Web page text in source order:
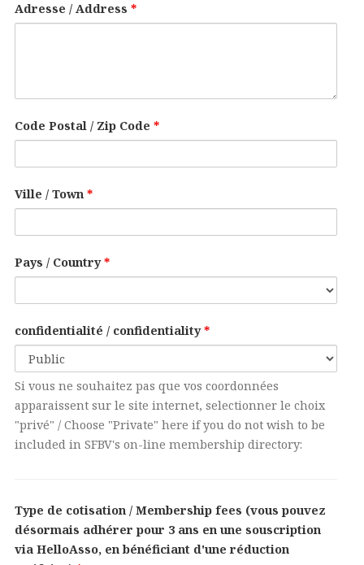
Adresse / Address *
Code Postal / Zip Code *
Ville / Town *
Pays / Country*
confidentialité / confidentiality*
Si vous ne souhaitez pas que vos coordonnées
apparaissent sur le site internet, selectionner le choix
"privé" / Choose "Private" here if you do not wish to be
included in SFBV's on-line membership directory:
Type de cotisation / Membership fees (vous pouvez
désormais adhérer pour 3 ans en une souscription
via HelloAsso, en bénéficiant d'une réduction